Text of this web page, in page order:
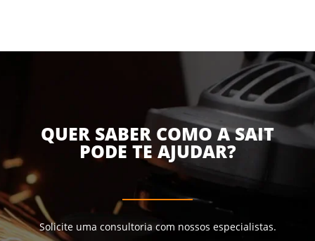
QUER SABER COMO A SAIT
PODE TE AJUDAR?
Solicite uma consultoria com nossos especialistas.